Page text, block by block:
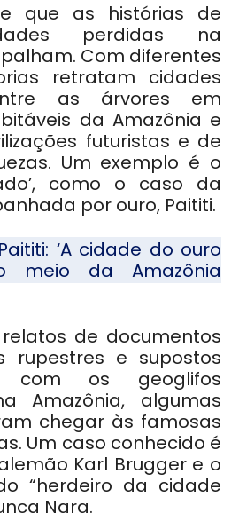
que as histórias de
perdidas na
Com diferentes
retratam cidades
as árvores em
da Amazônia e
futuristas e de
Um exemplo é o
como o caso da
por ouro, Paititi.
Paititi: ‘A cidade do ouro
meio da Amazônia
de documentos
rupestres e supostos
com os geoglifos
Amazônia, algumas
chegar às famosas
Um caso conhecido é
Karl Brugger e o
“herdeiro da cidade
Nara.